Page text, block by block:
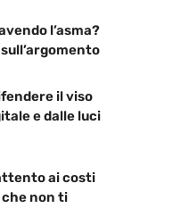
l’asma?
il viso
e dalle luci
ai costi
non ti